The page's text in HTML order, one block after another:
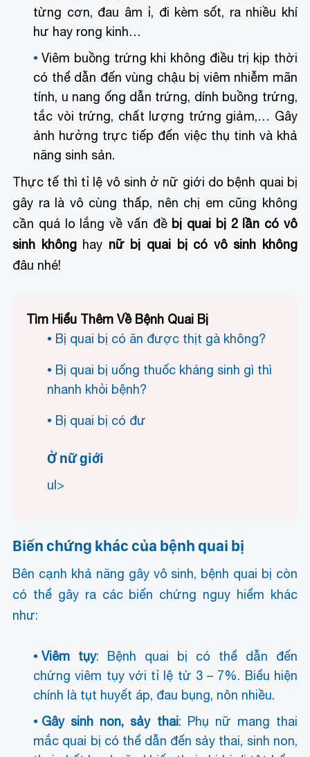
từng cơn, đau âm ỉ, đi kèm sốt, ra nhiều khí
hư hay rong kinh…
Viêm buồng trứng khi không điều trị kịp thời
có thể dẫn đến vùng chậu bị viêm nhiễm mãn
tính, u nang ống dẫn trứng, dính buồng trứng,
tắc vòi trứng, chất lượng trứng giảm,… Gây
ảnh hưởng trực tiếp đến việc thụ tinh và khả
năng sinh sản.
Thực tế thì tỉ lệ vô sinh ở nữ giới do bệnh quai bị
gây ra là vô cùng thấp, nên chị em cũng không
cần quá lo lắng về vấn đề bị quai bị 2 lần có vô
sinh không hay nữ bị quai bị có vô sinh không
đâu nhé!
Tìm Hiểu Thêm Về Bệnh Quai Bị
Bị quai bị có ăn được thịt gà không?
Bị quai bị uống thuốc kháng sinh gì thì
nhanh khỏi bệnh?
Bị quai bị có đư
Ở nữ giới
ul>
Biến chứng khác của bệnh quai bị
Bên cạnh khả năng gây vô sinh, bệnh quai bị còn
có thể gây ra các biến chứng nguy hiểm khác
như:
Viêm tụy: Bệnh quai bị có thể dẫn đến
chứng viêm tụy với tỉ lệ từ 3 – 7%. Biểu hiện
chính là tụt huyết áp, đau bụng, nôn nhiều.
Gây sinh non, sảy thai: Phụ nữ mang thai
mắc quai bị có thể dẫn đến sảy thai, sinh non,